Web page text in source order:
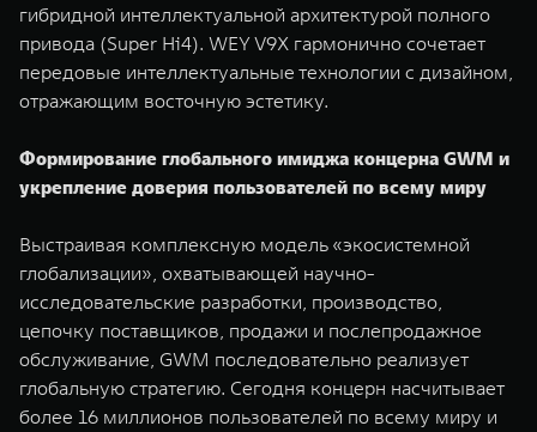
гибридной интеллектуальной архитектурой полного
привода (Super Hi4). WEY V9X гармонично сочетает
передовые интеллектуальные технологии с дизайном,
отражающим восточную эстетику.
Формирование глобального имиджа концерна GWM и
укрепление доверия пользователей по всему миру
Выстраивая комплексную модель «экосистемной
глобализации», охватывающей научно-
исследовательские разработки, производство,
цепочку поставщиков, продажи и послепродажное
обслуживание, GWM последовательно реализует
глобальную стратегию. Сегодня концерн насчитывает
более 16 миллионов пользователей по всему миру и